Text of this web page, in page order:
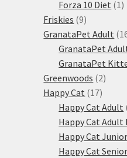
Forza 10 Diet 1 1
Friskies 99
produktů
GranataPet Adult
GranataPet
GranataPet
Greenwoods 22
Happy Cat 1717
Happy Cat Adult
Happy Cat Adult
Happy Cat Junior
Happy Cat Senior